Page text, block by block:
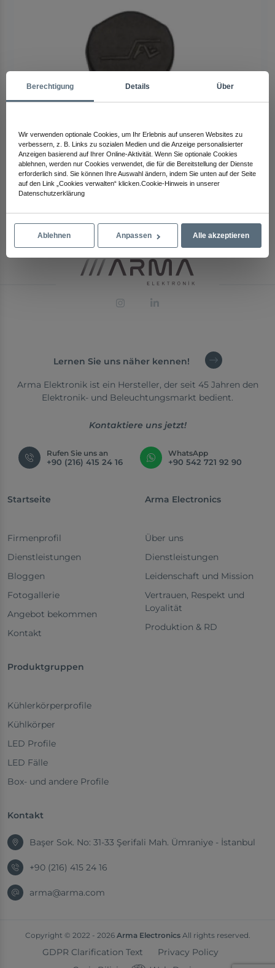
Lernen Sie uns näher kennen!
Arma Elektronik ist ein Hersteller, der seit 45 Jahren den
Elektronik- und Beleuchtungsmarkt bedient.
Kontaktiere uns jetzt!
Rufen Sie uns an
+90 (216) 415 24 16
WhatsApp
+90 542 721 92 90
Startseite
Firmenprofil
Dienstleistungen
Bloggen
Fotogallerie
Angebot bekommen
Kontakt
Arma Electronics
Über uns
Dienstleistungen
Leidenschaft und Mission
Vertrauen, Respekt und
Loyalität
Produktion & RD
Produktgruppen
Kühlerkörperprofile
Kühlkörper
LED Profile
LED Fälle
Box- und andere Profile
Kontakt
Başer Sok. No: 31-33 Şerifali Mah. Ümraniye - İstanbul
+90 (216) 415 24 16
arma@arma.com
Copyright © 2022 - 2026 Arma ElectronicsAll rights reserved.
GDPR Clarification Text
Privacy Policy
Berechtigung Details Über
Wir verwenden optionale Cookies, um Ihr Erlebnis auf unseren Websites zu
verbessern, z. B. Links zu sozialen Medien und die Anzeige personalisierter
Anzeigen basierend auf Ihrer Online-Aktivität. Wenn Sie optionale Cookies
ablehnen, werden nur Cookies verwendet, die für die Bereitstellung der Dienste
erforderlich sind. Sie können Ihre Auswahl ändern, indem Sie unten auf der Seite
auf den Link „Cookies verwalten“ klicken.Cookie-Hinweis in unserer
Datenschutzerklärung
Ablehnen Anpassen Alle akzeptieren